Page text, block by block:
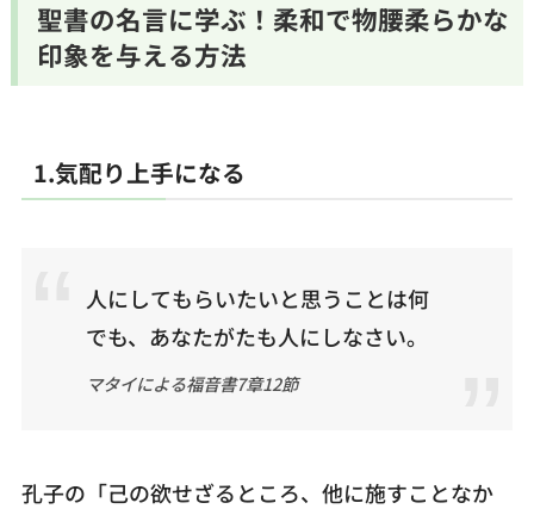
聖書の名言に学ぶ！柔和で物腰柔らかな
印象を与える方法
1.気配り上手になる
人にしてもらいたいと思うことは何
でも、あなたがたも人にしなさい。
マタイによる福音書7章12節
孔子の「己の欲せざるところ、他に施すことなか